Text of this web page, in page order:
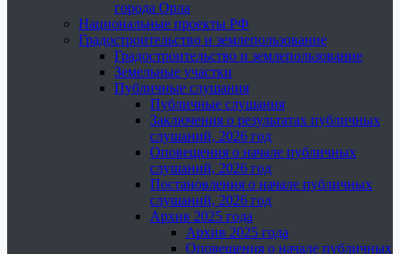
города Орла
Национальные проекты РФ
Градостроительство и землепользование
Градостроительство и землепользование
Земельные участки
Публичные слушания
Публичные слушания
Заключения о результатах публичных
слушаний, 2026 год
Оповещения о начале публичных
слушаний, 2026 год
Постановления о начале публичных
слушаний, 2026 год
Архив 2025 года
Архив 2025 года
Оповещения о начале публичных